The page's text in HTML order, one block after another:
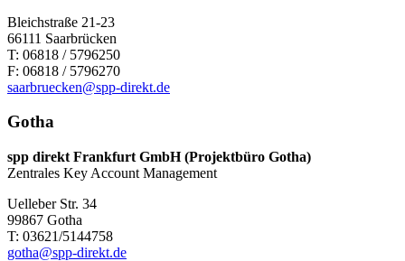
Bleichstraße 21-23
66111 Saarbrücken
T: 06818 / 5796250
F: 06818 / 5796270
saarbruecken@spp-direkt.de
Gotha
spp direkt Frankfurt GmbH (Projektbüro Gotha)
Zentrales Key Account Management
Uelleber Str. 34
99867 Gotha
T: 03621/5144758
gotha@spp-direkt.de